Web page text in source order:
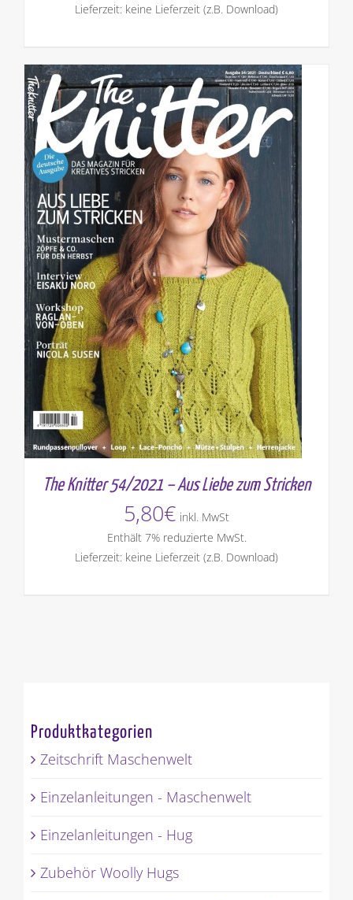
Lieferzeit: keine Lieferzeit (z.B. Download)
The Knitter 54/2021 – Aus Liebe zum Stricken
5,80€ inkl. MwSt
Enthält 7% reduzierte MwSt.
Lieferzeit: keine Lieferzeit (z.B. Download)
Produktkategorien
Zeitschrift Maschenwelt
Einzelanleitungen - Maschenwelt
Einzelanleitungen - Hug
Zubehör Woolly Hugs